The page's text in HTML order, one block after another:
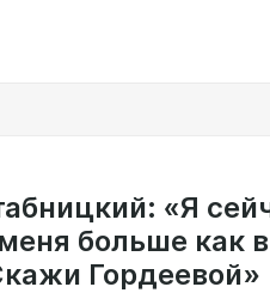
«Я
больше как
Гордеевой»